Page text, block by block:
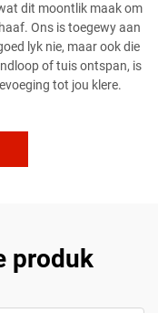
dit moontlik maak om
Ons is toegewy aan
lyk nie, maar ook die
of tuis ontspan, is
tot jou klere.
produk